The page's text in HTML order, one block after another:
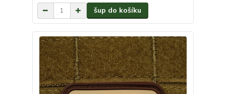
šup do košíku